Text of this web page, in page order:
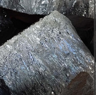
视频中心
联系我们